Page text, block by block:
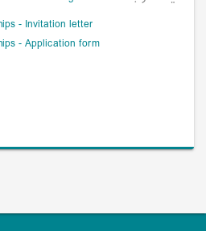
- Invitation letter
- Application form